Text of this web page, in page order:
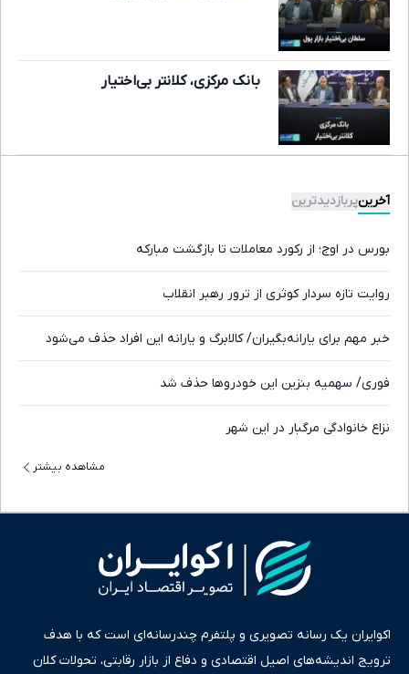
بانک مرکزی، کلانتر بی‌اختیار
آخرینپربازدیدترین
بورس در اوج؛ از رکورد معاملات تا بازگشت مبارکه
روایت تازه سردار کوثری از ترور رهبر انقلاب
خبر مهم برای یارانه‌بگیران/ کالابرگ و یارانه این افراد حذف می‌شود
فوری/ سهمیه بنزین این خودروها حذف شد
نزاع خانوادگی مرگبار در این شهر
مشاهده بیشتر
اکوایران یک رسانه تصویری و پلتفرم چندرسانه‌ای است که با هدف
ترویج اندیشه‌های اصیل اقتصادی و دفاع از بازار رقابتی، تحولات کلان